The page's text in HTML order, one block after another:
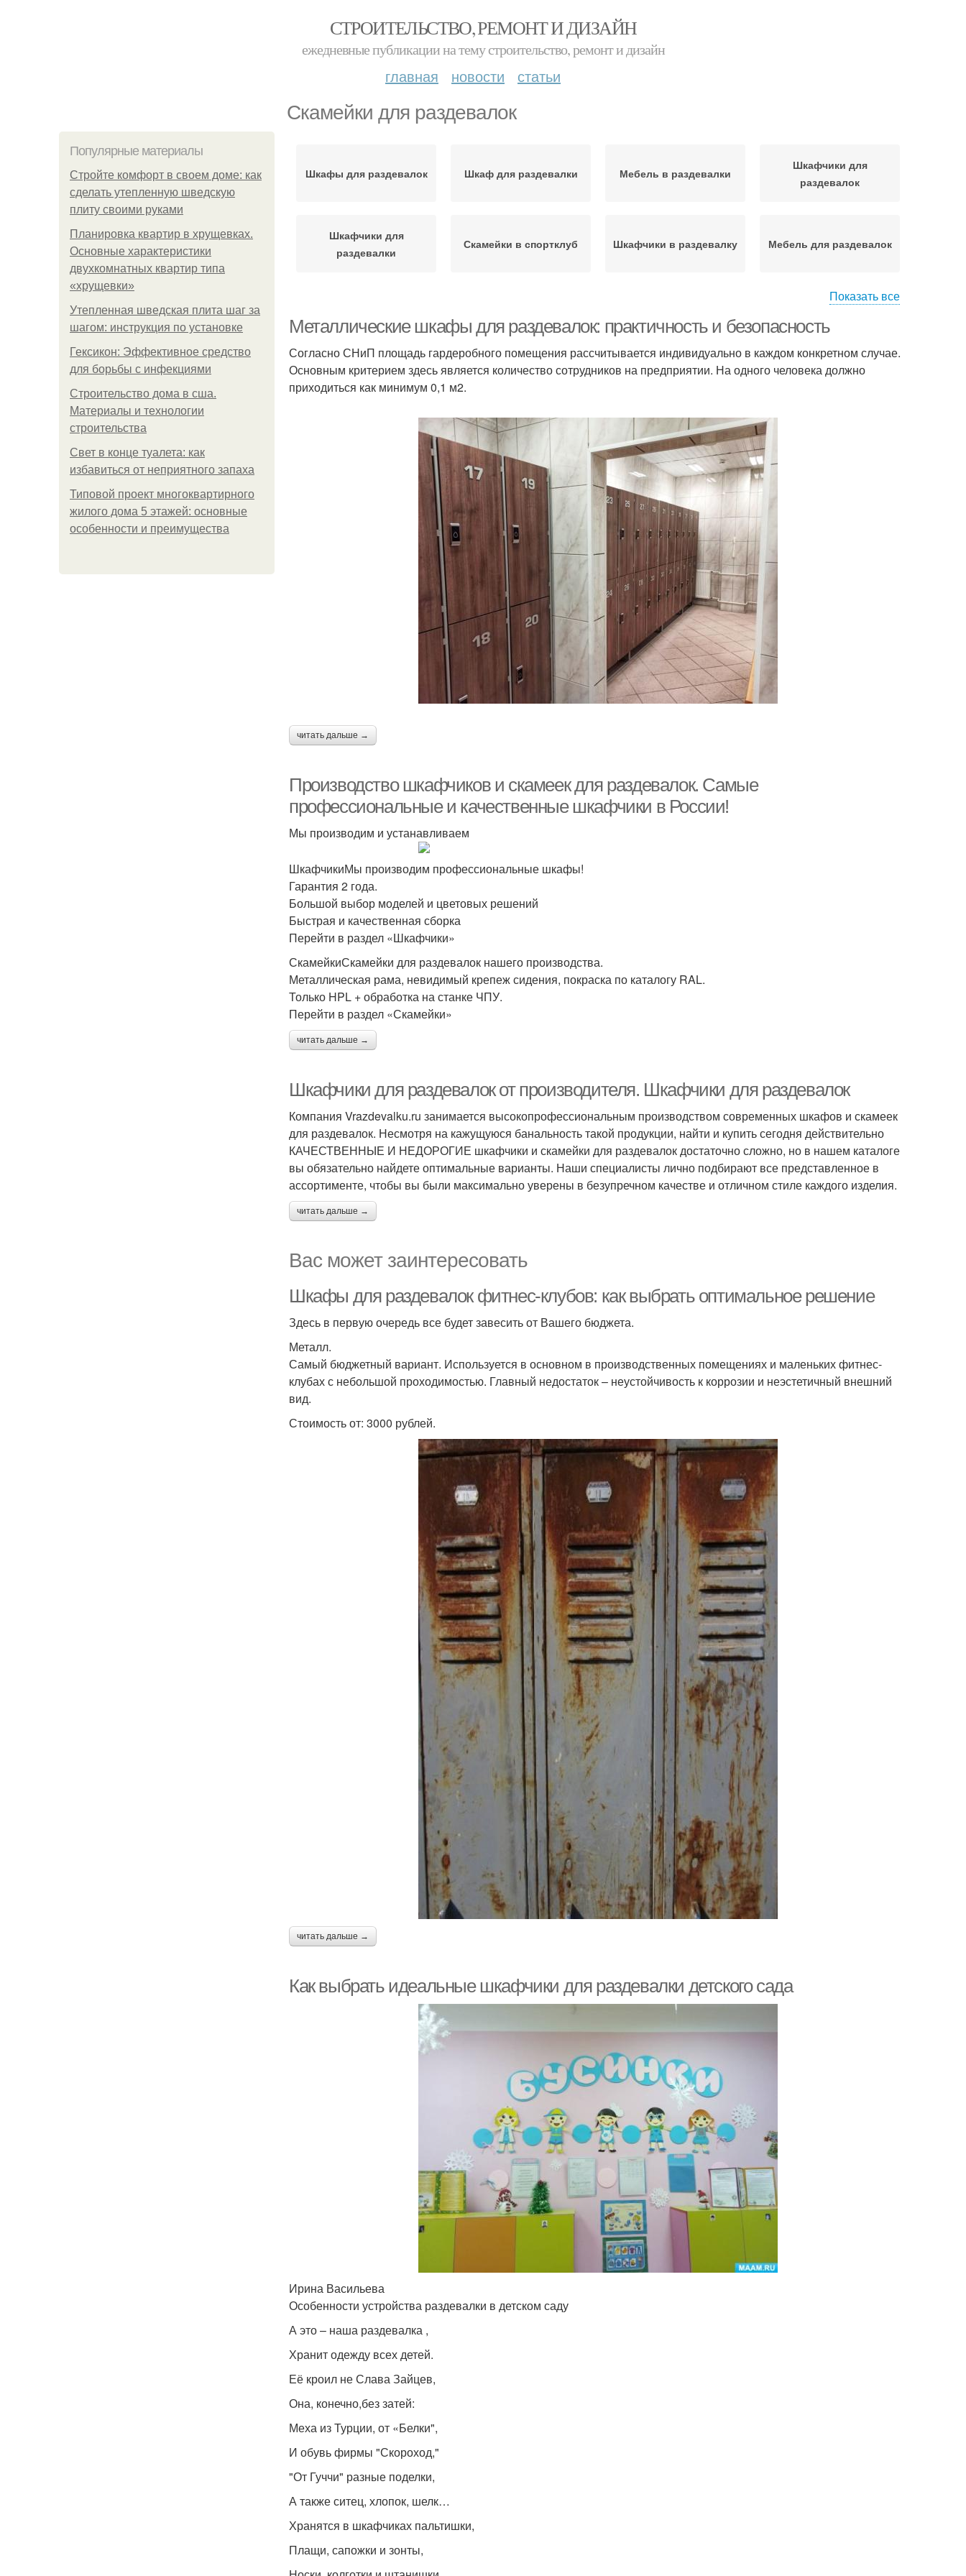
СТРОИТЕЛЬСТВО, РЕМОНТ И ДИЗАЙН
ежедневные публикации на тему строительство, ремонт и дизайн
главная новости статьи
Скамейки для раздевалок
Популярные материалы
Стройте комфорт в своем доме: как
сделать утепленную шведскую
плиту своими руками
Планировка квартир в хрущевках.
Основные характеристики
двухкомнатных квартир типа
«хрущевки»
Утепленная шведская плита шаг за
шагом: инструкция по установке
Гексикон: Эффективное средство
для борьбы с инфекциями
Строительство дома в сша.
Материалы и технологии
строительства
Свет в конце туалета: как
избавиться от неприятного запаха
Типовой проект многоквартирного
жилого дома 5 этажей: основные
особенности и преимущества
Шкафы для раздевалок Шкаф для раздевалки Мебель в раздевалки
Шкафчики для
раздевалок
Шкафчики для
раздевалки
Скамейки в спортклуб Шкафчики в раздевалку Мебель для раздевалок
Показать все
Металлические шкафы для раздевалок: практичность и безопасность
Согласно СНиП площадь гардеробного помещения рассчитывается индивидуально в каждом конкретном случае.
Основным критерием здесь является количество сотрудников на предприятии. На одного человека должно
приходиться как минимум 0,1 м2.
читать дальше →
Производство шкафчиков и скамеек для раздевалок. Самые
профессиональные и качественные шкафчики в России!
Мы производим и устанавливаем
ШкафчикиМы производим профессиональные шкафы!
Гарантия 2 года.
Большой выбор моделей и цветовых решений
Быстрая и качественная сборка
Перейти в раздел «Шкафчики»
СкамейкиСкамейки для раздевалок нашего производства.
Металлическая рама, невидимый крепеж сидения, покраска по каталогу RAL.
Только HPL + обработка на станке ЧПУ.
Перейти в раздел «Скамейки»
читать дальше →
Шкафчики для раздевалок от производителя. Шкафчики для раздевалок
Компания Vrazdevalku.ru занимается высокопрофессиональным производством современных шкафов и скамеек
для раздевалок. Несмотря на кажущуюся банальность такой продукции, найти и купить сегодня действительно
КАЧЕСТВЕННЫЕ И НЕДОРОГИЕ шкафчики и скамейки для раздевалок достаточно сложно, но в нашем каталоге
вы обязательно найдете оптимальные варианты. Наши специалисты лично подбирают все представленное в
ассортименте, чтобы вы были максимально уверены в безупречном качестве и отличном стиле каждого изделия.
читать дальше →
Вас может заинтересовать
Шкафы для раздевалок фитнес-клубов: как выбрать оптимальное решение
Здесь в первую очередь все будет завесить от Вашего бюджета.
Металл.
Самый бюджетный вариант. Используется в основном в производственных помещениях и маленьких фитнес-
клубах с небольшой проходимостью. Главный недостаток – неустойчивость к коррозии и неэстетичный внешний
вид.
Стоимость от: 3000 рублей.
читать дальше →
Как выбрать идеальные шкафчики для раздевалки детского сада
Ирина Васильева
Особенности устройства раздевалки в детском саду
А это – наша раздевалка ,
Хранит одежду всех детей.
Её кроил не Слава Зайцев,
Она, конечно,без затей:
Меха из Турции, от «Белки",
И обувь фирмы "Скороход,"
"От Гуччи" разные поделки,
А также ситец, хлопок, шелк…
Хранятся в шкафчиках пальтишки,
Плащи, сапожки и зонты,